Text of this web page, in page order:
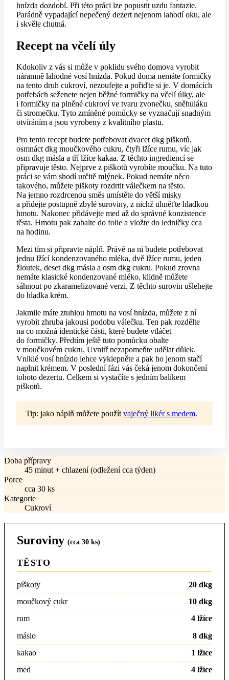
hnízda dozdobí. Při této práci lze popustit uzdu fantazie.
Parádně vypadající nepečený dezert nejenom lahodí oku, ale
i skvěle chutná.
Recept na včelí úly
Kdokoliv z vás si může v poklidu svého domova vyrobit
náramně lahodné vosí hnízda. Pokud doma nemáte formičky
na tento druh cukroví, nezoufejte a pořiďte si je. V domácích
potřebách seženete nejen běžné formičky na včelí úlky, ale
i formičky na plněné cukroví ve tvaru zvonečku, sněhuláku
či stromečku. Tyto zmíněné pomůcky se vyznačují snadným
otvíráním a jsou vyrobeny z kvalitního plastu.
Pro tento recept budete potřebovat dvacet dkg piškotů,
osmnáct dkg moučkového cukru, čtyři lžíce rumu, víc jak
osm dkg másla a tří lžíce kakaa. Z těchto ingrediencí se
připravuje těsto. Nejprve z piškotů vyrobíte moučku. Na tuto
práci se vám shodí určitě mlýnek. Pokud nemáte něco
takového, můžete piškoty rozdrtit válečkem na těsto.
Na jemno rozdrcenou směs umístěte do větší misky
a přidejte postupně zbylé suroviny, z nichž uhněťte hladkou
hmotu. Nakonec přidávejte med až do správné konzistence
těsta. Hmotu pak zabalte do folie a vložte do ledničky cca
na hodinu.
Mezi tím si připravte náplň. Právě na ni budete potřebovat
jednu lžící kondenzovaného mléka, dvě lžíce rumu, jeden
žloutek, deset dkg másla a osm dkg cukru. Pokud zrovna
nemáte klasické kondenzované mléko, klidně můžete
sáhnout po zkaramelizované verzi. Z těchto surovin ušlehejte
do hladka krém.
Jakmile máte ztuhlou hmotu na vosí hnízda, můžete z ní
vyrobit zhruba jakousi podobu válečku. Ten pak rozdělte
na co možná identické části, které budete vtláčet
do formičky. Předtím ještě tuto pomůcku obalte
v moučkovém cukru. Uvnitř nezapomeňte udělat důlek.
Vniklé vosí hnízdo lehce vyklepněte a pak ho jenom stačí
naplnit krémem. V poslední fázi vás čeká jenom dokončení
tohoto dezertu. Celkem si vystačíte s jedním balíkem
piškotů.
Tip: jako náplň můžete použít vaječný likér s medem.
Doba přípravy
45 minut + chlazení (odležení cca týden)
Porce
cca 30 ks
Kategorie
Cukroví
Suroviny (cca 30 ks)
TĚSTO
piškoty
20 dkg
moučkový cukr
10 dkg
rum
4 lžíce
máslo
8 dkg
kakao
1 lžíce
med
4 lžíce